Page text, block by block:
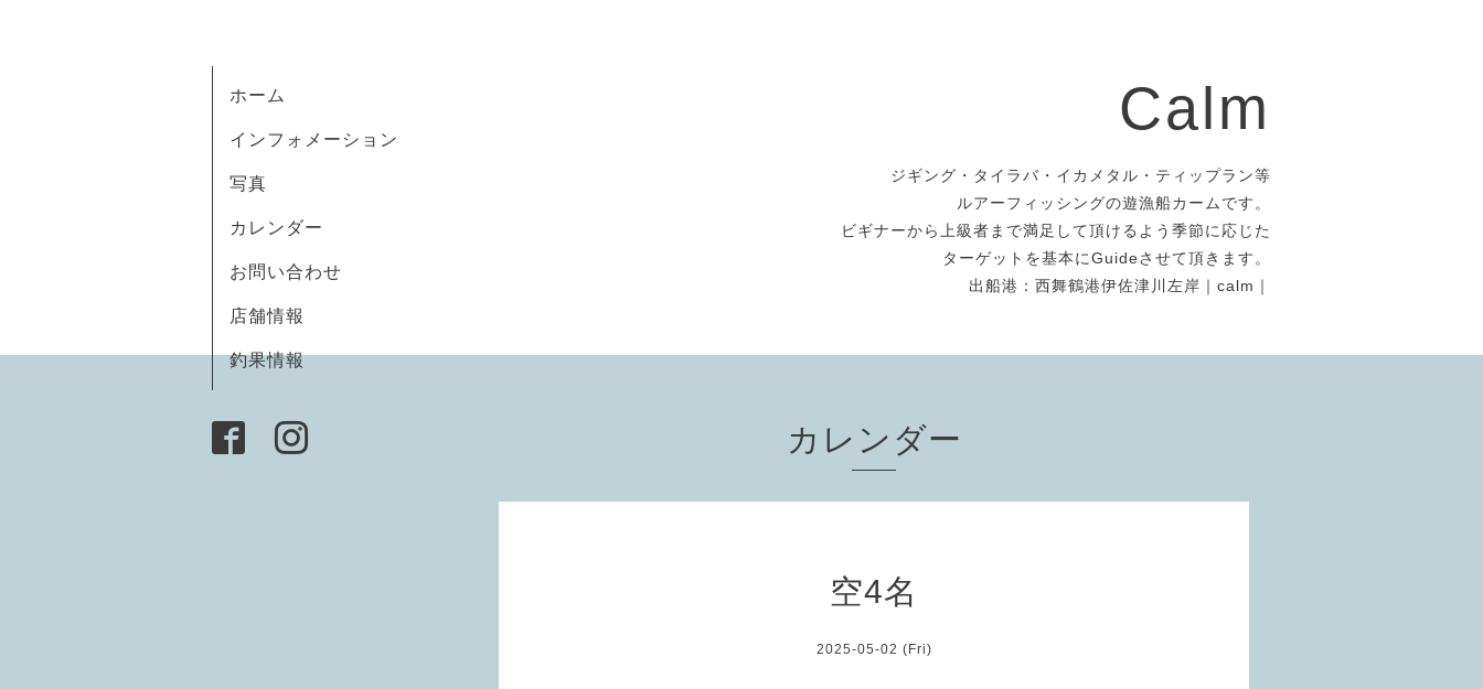
Calm
ジギング・タイラバ・イカメタル・ティップラン等
ルアーフィッシングの遊漁船カームです。
ビギナーから上級者まで満足して頂けるよう季節に応じた
ターゲットを基本にGuideさせて頂きます。
出船港：西舞鶴港伊佐津川左岸｜calm｜
ホーム
インフォメーション
写真
カレンダー
お問い合わせ
店舗情報
釣果情報
カレンダー
空4名
2025-05-02 (Fri)